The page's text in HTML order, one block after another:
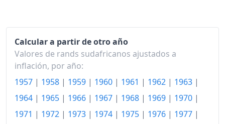
2004
491.60
2005
501.74
2006
518.01
2007
550.02
Calcular a partir de otro año
Valores de rands sudafricanos ajustados a
inflación, por año:
1957 | 1958 | 1959 | 1960 | 1961 | 1962 | 1963 |
1964 | 1965 | 1966 | 1967 | 1968 | 1969 | 1970 |
1971 | 1972 | 1973 | 1974 | 1975 | 1976 | 1977 |